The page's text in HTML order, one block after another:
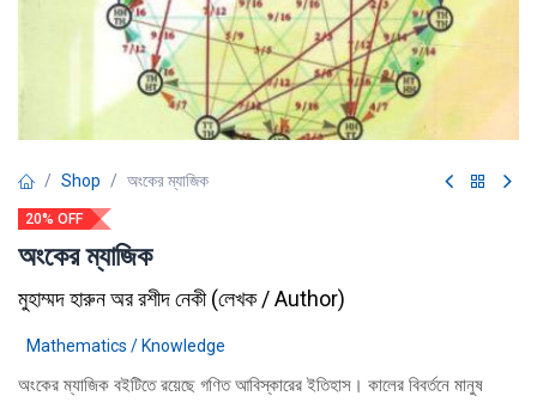
Shop অংকের ম্যাজিক
20% OFF
অংকের ম্যাজিক
মুহাম্মদ হারুন অর রশীদ নেকী(লেখক / Author)
Mathematics / Knowledge
অংকের ম্যাজিক বইটিতে রয়েছে গণিত আবিস্কারের ইতিহাস। কালের বিবর্তনে মানুষ